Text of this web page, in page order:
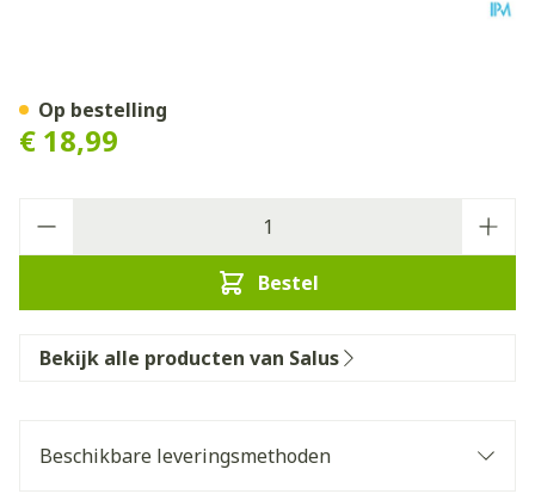
€ 18,99
Bestel
Op bestelling
Bekijk alle producten van Salus
Beschikbare leveringsmethoden